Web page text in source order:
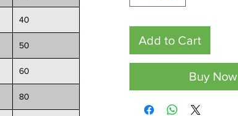
40
50
60
80
Add to Cart
Buy Now